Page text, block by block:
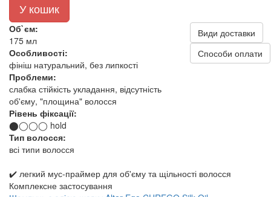
У кошик
Об`єм:
175 мл
Особливості:
фініш натуральний, без липкості
Проблеми:
слабка стійкість укладання, відсутність
об'єму, "площина" волосся
Рівень фіксації:
⬤◯◯◯ hold
Тип волосся:
всі типи волосся
Види доставки
Способи оплати
✔️ легкий мус-праймер для об'єму та щільності волосся
Комплексне застосування